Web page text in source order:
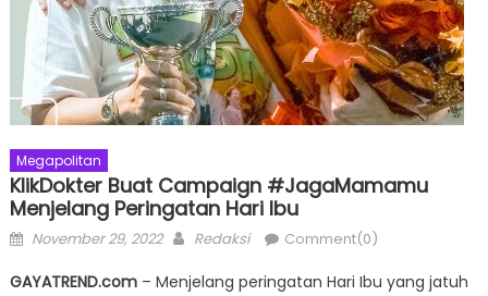
Megapolitan
KlikDokter Buat Campaign #JagaMamamu
Menjelang Peringatan Hari Ibu
Posted
November 29, 2022 Author
Redaksi Comment(0)
GAYATREND.com– Menjelang peringatan Hari Ibu yang jatuh